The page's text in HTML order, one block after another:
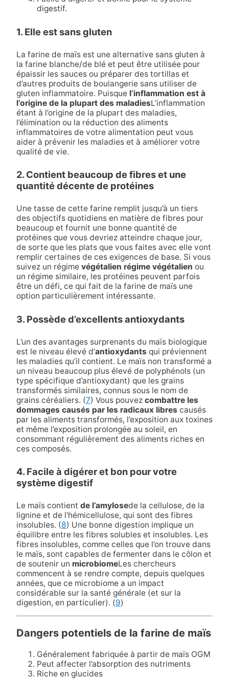
digestif.
1. Elle est sans gluten
La farine de maïs est une alternative sans gluten à
la farine blanche/de blé et peut être utilisée pour
épaissir les sauces ou préparer des tortillas et
d’autres produits de boulangerie sans utiliser de
gluten inflammatoire. Puisque l’inflammation est à
l’origine de la plupart des maladiesL’inflammation
étant à l’origine de la plupart des maladies,
l’élimination ou la réduction des aliments
inflammatoires de votre alimentation peut vous
aider à prévenir les maladies et à améliorer votre
qualité de vie.
2. Contient beaucoup de fibres et une
quantité décente de protéines
Une tasse de cette farine remplit jusqu’à un tiers
des objectifs quotidiens en matière de fibres pour
beaucoup et fournit une bonne quantité de
protéines que vous devriez atteindre chaque jour,
de sorte que les plats que vous faites avec elle vont
remplir certaines de ces exigences de base. Si vous
suivez un régime végétalien régime végétalien ou
un régime similaire, les protéines peuvent parfois
être un défi, ce qui fait de la farine de maïs une
option particulièrement intéressante.
3. Possède d’excellents antioxydants
L’un des avantages surprenants du maïs biologique
est le niveau élevé d’antioxydants qui préviennent
les maladies qu’il contient. Le maïs non transformé a
un niveau beaucoup plus élevé de polyphénols (un
type spécifique d’antioxydant) que les grains
transformés similaires, connus sous le nom de
grains céréaliers. (7) Vous pouvez combattre les
dommages causés par les radicaux libres causés
par les aliments transformés, l’exposition aux toxines
et même l’exposition prolongée au soleil, en
consommant régulièrement des aliments riches en
ces composés.
4. Facile à digérer et bon pour votre
système digestif
Le maïs contient de l’amylosede la cellulose, de la
lignine et de l’hémicellulose, qui sont des fibres
insolubles. (8) Une bonne digestion implique un
équilibre entre les fibres solubles et insolubles. Les
fibres insolubles, comme celles que l’on trouve dans
le maïs, sont capables de fermenter dans le côlon et
de soutenir un microbiomeLes chercheurs
commencent à se rendre compte, depuis quelques
années, que ce microbiome a un impact
considérable sur la santé générale (et sur la
digestion, en particulier). (9)
Dangers potentiels de la farine de maïs
Généralement fabriquée à partir de maïs OGM
Peut affecter l’absorption des nutriments
Riche en glucides